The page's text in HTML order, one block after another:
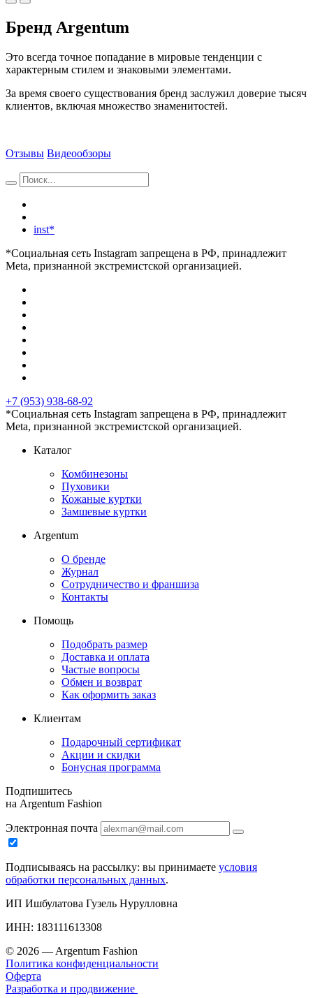
Бренд Argentum
Это всегда точное попадание в мировые тенденции с
характерным стилем и знаковыми элементами.
За время своего существования бренд заслужил доверие тысяч
клиентов, включая множество знаменитостей.
Отзывы Видеообзоры
inst*
*Социальная сеть Instagram запрещена в РФ, принадлежит
Meta, признанной экстремистской организацией.
+7 (953) 938-68-92
*Социальная сеть Instagram запрещена в РФ, принадлежит
Meta, признанной экстремистской организацией.
Каталог
Комбинезоны
Пуховики
Кожаные куртки
Замшевые куртки
Argentum
О бренде
Журнал
Сотрудничество и франшиза
Контакты
Помощь
Подобрать размер
Доставка и оплата
Частые вопросы
Обмен и возврат
Как оформить заказ
Клиентам
Подарочный сертификат
Акции и скидки
Бонусная программа
Подпишитесь
на Argentum Fashion
Электронная почта
Подписываясь на рассылку: вы принимаете условия
обработки персональных данных.
ИП Ишбулатова Гузель Нурулловна
ИНН: 183111613308
© 2026 — Argentum Fashion
Политика конфиденциальности
Оферта
Разработка и продвижение